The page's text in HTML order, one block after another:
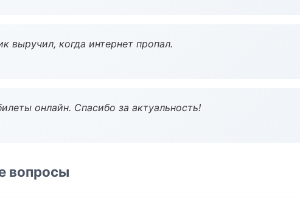
выручил, когда интернет пропал.
онлайн. Спасибо за актуальность!
вопросы